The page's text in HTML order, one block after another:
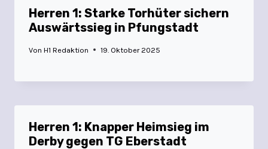
Herren 1: Starke Torhüter sichern
Auswärtssieg in Pfungstadt
Von H1 Redaktion 19. Oktober 2025
Herren 1: Knapper Heimsieg im
Derby gegen TG Eberstadt